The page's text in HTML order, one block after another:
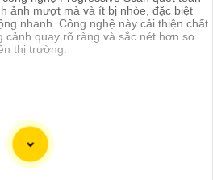
ảnh mượt mà và ít bị nhòe, đặc biệt
nhanh. Công nghệ này cải thiện chất
quay rõ ràng và sắc nét hơn so
thị trường.
đa dạng các loại camera quan sát
đề xuất với các anh chị em, cô
Full Color
từ các thương hiệu nổi tiếng, đảm